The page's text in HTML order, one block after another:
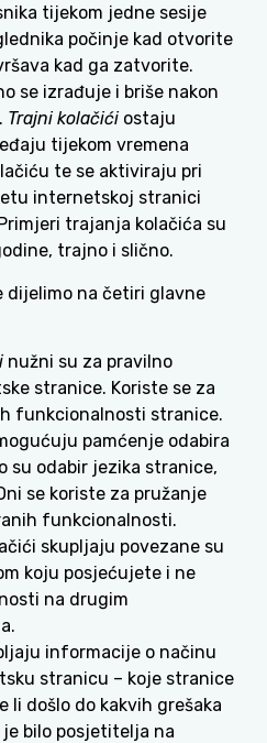
tijekom jedne sesije
počinje kad otvorite
kad ga zatvorite.
se izrađuje i briše nakon
Trajni kolačići ostaju
tijekom vremena
te se aktiviraju pri
internetskoj stranici
trajanja kolačića su
trajno i slično.
dijelimo na četiri glavne
nužni su za pravilno
stranice. Koriste se za
funkcionalnosti stranice.
pamćenje odabira
su odabir jezika stranice,
se koriste za pružanje
funkcionalnosti.
skupljaju povezane su
koju posjećujete i ne
na drugim
informacije o načinu
stranicu – koje stranice
li došlo do kakvih grešaka
bilo posjetitelja na